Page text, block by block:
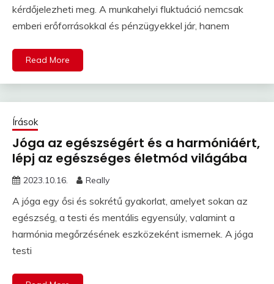
kérdőjelezheti meg. A munkahelyi fluktuáció nemcsak
emberi erőforrásokkal és pénzügyekkel jár, hanem
Read More
Írások
Jóga az egészségért és a harmóniáért,
lépj az egészséges életmód világába
2023.10.16. Really
A jóga egy ősi és sokrétű gyakorlat, amelyet sokan az
egészség, a testi és mentális egyensúly, valamint a
harmónia megőrzésének eszközeként ismernek. A jóga
testi